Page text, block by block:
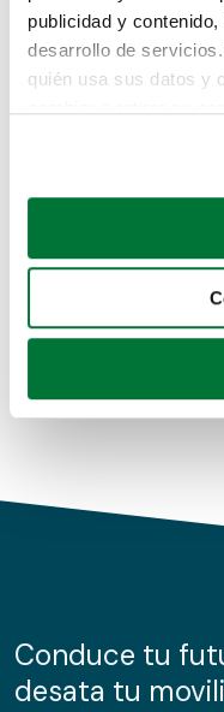
publicidad y
desarrollo de
quién usa sus datos y
Si lo permite, también
Recopilar
Identificar su
para buscar
Obtenga más
de cookies.
información sobre el
nuestros partners de
Pero puedes
buscando en
Coches de segunda
Coches de km0
Conduce tu
desata tu